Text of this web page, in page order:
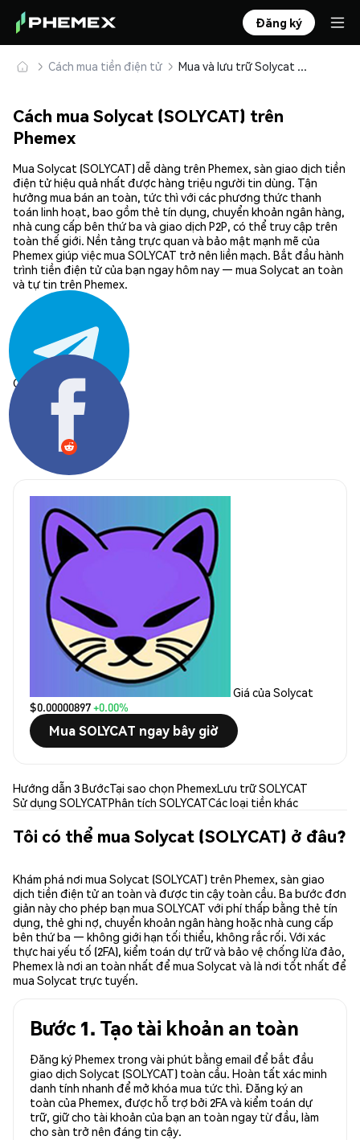
Đăng ký
Cách mua tiền điện tử Mua và lưu trữ Solycat (SOLYCAT) an toàn
Cách mua Solycat (SOLYCAT) trên
Phemex
Mua Solycat (SOLYCAT) dễ dàng trên Phemex, sàn giao dịch tiền
điện tử hiệu quả nhất được hàng triệu người tin dùng. Tận
hưởng mua bán an toàn, tức thì với các phương thức thanh
toán linh hoạt, bao gồm thẻ tín dụng, chuyển khoản ngân hàng,
nhà cung cấp bên thứ ba và giao dịch P2P, có thể truy cập trên
toàn thế giới. Nền tảng trực quan và bảo mật mạnh mẽ của
Phemex giúp việc mua SOLYCAT trở nên liền mạch. Bắt đầu hành
trình tiền điện tử của bạn ngay hôm nay — mua Solycat an toàn
và tự tin trên Phemex.
Chia sẻ:
Giá của Solycat
$0.00000897+0.00%
Mua SOLYCAT ngay bây giờ
Hướng dẫn 3 BướcTại sao chọn PhemexLưu trữ SOLYCAT
Sử dụng SOLYCATPhân tích SOLYCATCác loại tiền khác
Tôi có thể mua Solycat (SOLYCAT) ở đâu?
Khám phá nơi mua Solycat (SOLYCAT) trên Phemex, sàn giao
dịch tiền điện tử an toàn và được tin cậy toàn cầu. Ba bước đơn
giản này cho phép bạn mua SOLYCAT với phí thấp bằng thẻ tín
dụng, thẻ ghi nợ, chuyển khoản ngân hàng hoặc nhà cung cấp
bên thứ ba — không giới hạn tối thiểu, không rắc rối. Với xác
thực hai yếu tố (2FA), kiểm toán dự trữ và bảo vệ chống lừa đảo,
Phemex là nơi an toàn nhất để mua Solycat và là nơi tốt nhất để
mua Solycat trực tuyến.
Bước 1. Tạo tài khoản an toàn
Đăng ký Phemex trong vài phút bằng email để bắt đầu
giao dịch Solycat (SOLYCAT) toàn cầu. Hoàn tất xác minh
danh tính nhanh để mở khóa mua tức thì. Đăng ký an
toàn của Phemex, được hỗ trợ bởi 2FA và kiểm toán dự
trữ, giữ cho tài khoản của bạn an toàn ngay từ đầu, làm
cho sàn trở nên đáng tin cậy.